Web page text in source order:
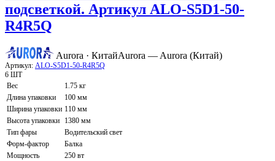
подсветкой. Артикул ALO-S5D1-50-
R4R5Q
Aurora · КитайAurora — Aurora (Китай)
Артикул: ALO-S5D1-50-R4R5Q
6 ШТ
Вес
1.75 кг
Длина упаковки
100 мм
Ширина упаковки 110 мм
Высота упаковки
1380 мм
Тип фары
Водительский свет
Форм-фактор
Балка
Мощность
250 вт